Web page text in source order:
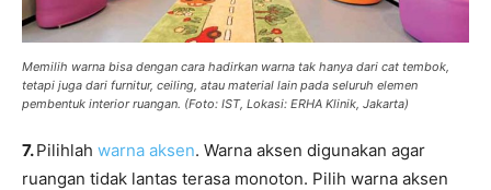
Memilih warna bisa dengan cara hadirkan warna tak hanya dari cat tembok,
tetapi juga dari furnitur, ceiling, atau material lain pada seluruh elemen
pembentuk interior ruangan. (Foto: IST, Lokasi: ERHA Klinik, Jakarta)
7.Pilihlah warna aksen. Warna aksen digunakan agar
ruangan tidak lantas terasa monoton. Pilih warna aksen